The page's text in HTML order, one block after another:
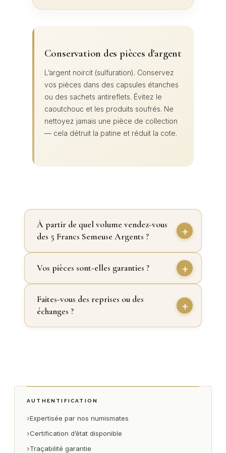
Conservation des pièces d'argent
L’argent noircit (sulfuration). Conservez
vos pièces dans des capsules étanches
ou des sachets antireflets. Évitez le
caoutchouc et les produits soufrés. Ne
nettoyez jamais une pièce de collection
— cela détruit la patine et réduit la cote.
À partir de quel volume vendez-vous
des 5 Francs Semeuse Argents ?
Vos pièces sont-elles garanties ?
Faites-vous des reprises ou des
échanges ?
AUTHENTIFICATION
›Expertisée par nos numismates
›Certification d’état disponible
›Traçabilité garantie